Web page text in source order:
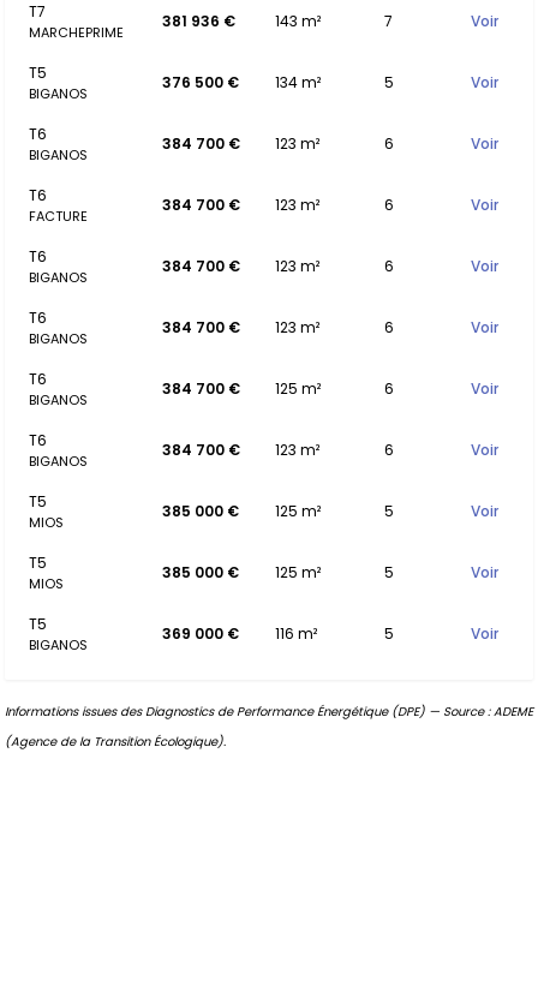
T7
MARCHEPRIME
381 936 € 143 m² 7 Voir
T5
BIGANOS
376 500 € 134 m² 5 Voir
T6
BIGANOS
384 700 € 123 m² 6 Voir
T6
FACTURE
384 700 € 123 m² 6 Voir
T6
BIGANOS
384 700 € 123 m² 6 Voir
T6
BIGANOS
384 700 € 123 m² 6 Voir
T6
BIGANOS
384 700 € 125 m² 6 Voir
T6
BIGANOS
384 700 € 123 m² 6 Voir
T5
MIOS
385 000 € 125 m² 5 Voir
T5
MIOS
385 000 € 125 m² 5 Voir
T5
BIGANOS
369 000 € 116 m² 5 Voir
Informations issues des Diagnostics de Performance Énergétique (DPE) — Source : ADEME
(Agence de la Transition Écologique).